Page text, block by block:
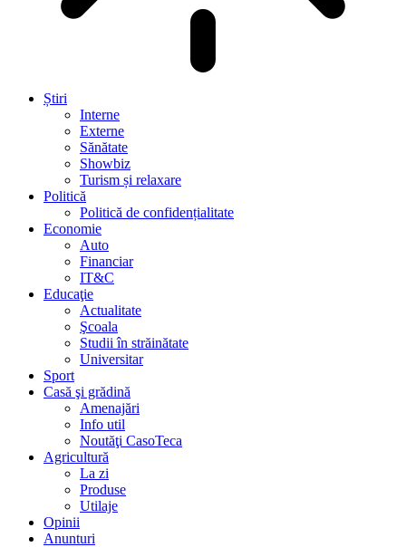
Știri
Interne
Externe
Sănătate
Showbiz
Turism și relaxare
Politică
Politică de confidențialitate
Economie
Auto
Financiar
IT&C
Educaţie
Actualitate
Şcoala
Studii în străinătate
Universitar
Sport
Casă şi grădină
Amenajări
Info util
Noutăţi CasoTeca
Agricultură
La zi
Produse
Utilaje
Opinii
Anunturi